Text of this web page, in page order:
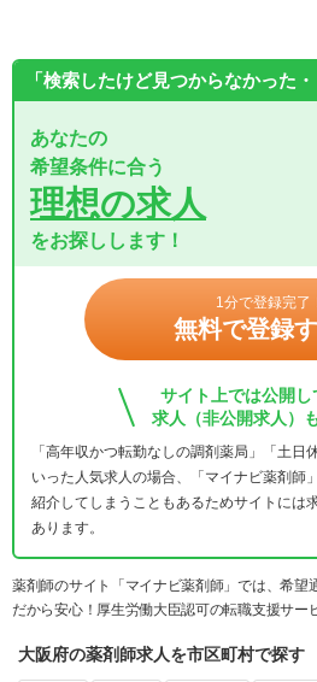
「検索したけど見つからなかった・
あなたの
希望条件に合う
理想の求人
をお探しします！
1分で登録完了
無料で登録す
サイト上では公開し
求人（非公開求人）
「高年収かつ転勤なしの調剤薬局」「土日
いった人気求人の場合、「マイナビ薬剤師
紹介してしまうこともあるためサイトには
あります。
薬剤師のサイト「マイナビ薬剤師」では、希望
だから安心！厚生労働大臣認可の転職支援サー
大阪府の薬剤師求人を市区町村で探す